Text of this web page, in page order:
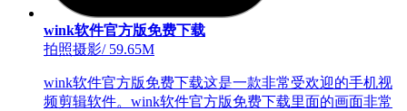
wink软件官方版免费下载
拍照摄影/59.65M
wink软件官方版免费下载这是一款非常受欢迎的手机视
频剪辑软件。wink软件官方版免费下载里面的画面非常